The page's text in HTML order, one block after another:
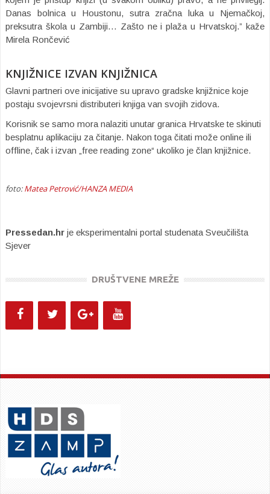
Danas bolnica u Houstonu, sutra zračna luka u Njemačkoj,
preksutra škola u Zambiji… Zašto ne i plaža u Hrvatskoj.” kaže
Mirela Rončević
KNJIŽNICE IZVAN KNJIŽNICA
Glavni partneri ove inicijative su upravo gradske knjižnice koje
postaju svojevrsni distributeri knjiga van svojih zidova.
Korisnik se samo mora nalaziti unutar granica Hrvatske te skinuti
besplatnu aplikaciju za čitanje. Nakon toga čitati može online ili
offline, čak i izvan „free reading zone“ ukoliko je član knjižnice.
foto:Matea Petrović/HANZA MEDIA
Pressedan.hr je eksperimentalni portal studenata Sveučilišta
Sjever
DRUŠTVENE MREŽE